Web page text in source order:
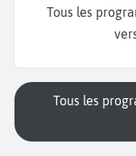
Tous les programmes des vols Chalair Aviation
Tous les programmes des vols vers Brive-La-